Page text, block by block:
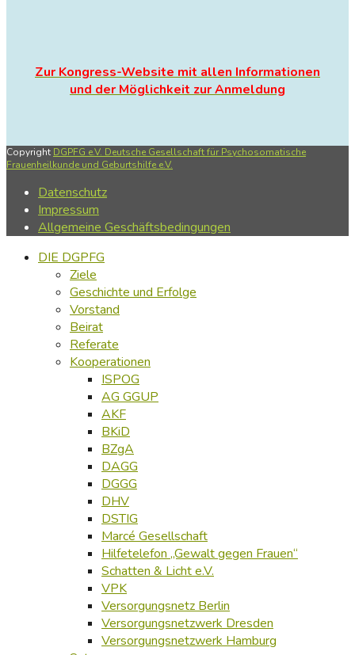
Zur Kongress-Website mit allen Informationen
und der Möglichkeit zur Anmeldung
Copyright DGPFG e.V. Deutsche Gesellschaft für Psychosomatische
Frauenheilkunde und Geburtshilfe e.V.
Datenschutz
Impressum
Allgemeine Geschäftsbedingungen
DIE DGPFG
Ziele
Geschichte und Erfolge
Vorstand
Beirat
Referate
Kooperationen
ISPOG
AG GGUP
AKF
BKiD
BZgA
DAGG
DGGG
DHV
DSTIG
Marcé Gesellschaft
Hilfetelefon „Gewalt gegen Frauen“
Schatten & Licht e.V.
VPK
Versorgungsnetz Berlin
Versorgungsnetzwerk Dresden
Versorgungsnetzwerk Hamburg